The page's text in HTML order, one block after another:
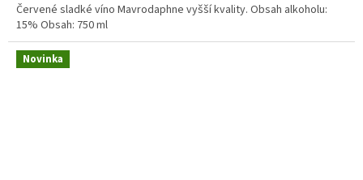
Červené sladké víno Mavrodaphne vyšší kvality. Obsah alkoholu:
15% Obsah: 750 ml
Novinka